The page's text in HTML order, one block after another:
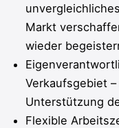
Markt
wieder
Verkaufsgebiet
Unterstützung
Flexible